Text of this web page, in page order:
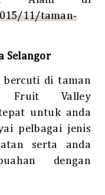
11/taman-
Selangor
bercuti di taman
Fruit Valley
untuk anda
pelbagai jenis
serta anda
dengan